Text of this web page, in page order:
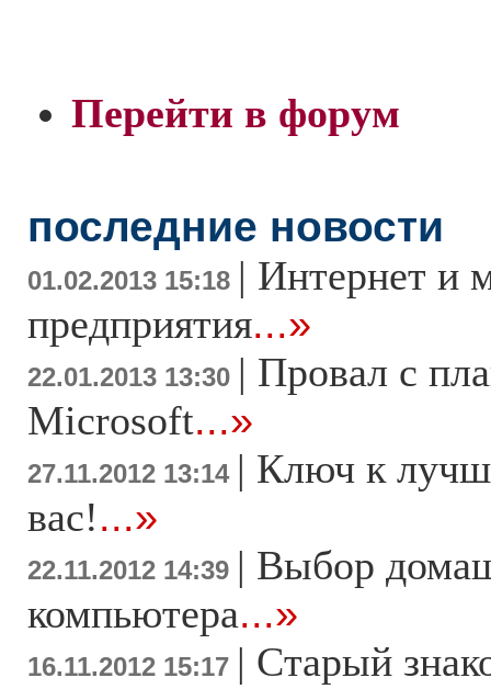
Перейти в форум
последние новости
01.02.2013 15:18 | Интернет и
предприятия...»
22.01.2013 13:30 | Провал с
Microsoft...»
27.11.2012 13:14 | Ключ к
вас!...»
22.11.2012 14:39 | Выбор
компьютера...»
16.11.2012 15:17 | Старый